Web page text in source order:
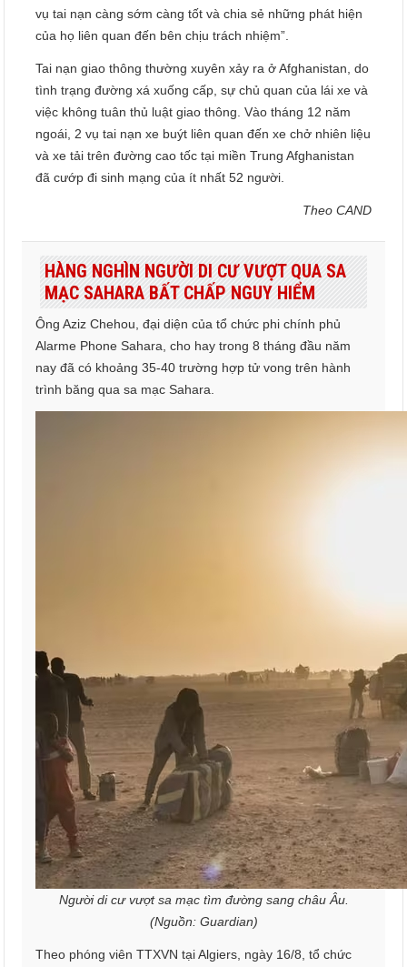
vụ tai nạn càng sớm càng tốt và chia sẻ những phát hiện
của họ liên quan đến bên chịu trách nhiệm”.
Tai nạn giao thông thường xuyên xảy ra ở Afghanistan, do
tình trạng đường xá xuống cấp, sự chủ quan của lái xe và
việc không tuân thủ luật giao thông. Vào tháng 12 năm
ngoái, 2 vụ tai nạn xe buýt liên quan đến xe chở nhiên liệu
và xe tải trên đường cao tốc tại miền Trung Afghanistan
đã cướp đi sinh mạng của ít nhất 52 người.
Theo CAND
HÀNG NGHÌN NGƯỜI DI CƯ VƯỢT QUA SA
MẠC SAHARA BẤT CHẤP NGUY HIỂM
Ông Aziz Chehou, đại diện của tổ chức phi chính phủ
Alarme Phone Sahara, cho hay trong 8 tháng đầu năm
nay đã có khoảng 35-40 trường hợp tử vong trên hành
trình băng qua sa mạc Sahara.
Người di cư vượt sa mạc tìm đường sang châu Âu.
(Nguồn: Guardian)
Theo phóng viên TTXVN tại Algiers, ngày 16/8, tổ chức